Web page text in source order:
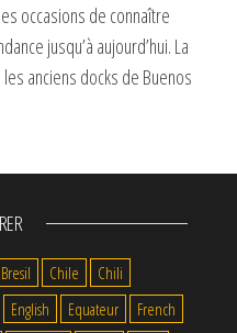
occasions de connaître
jusqu’à aujourd’hui. La
anciens docks de Buenos
Bresil Chile
Chili
English Equateur
French